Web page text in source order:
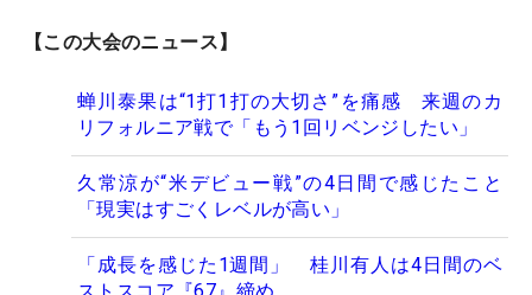
【この大会のニュース】
蝉川泰果は“1打1打の大切さ”を痛感 来週のカ
リフォルニア戦で「もう1回リベンジしたい」
久常涼が“米デビュー戦”の4日間で感じたこと
「現実はすごくレベルが高い」
「成長を感じた1週間」 桂川有人は4日間のベ